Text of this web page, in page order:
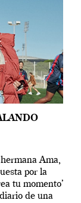
Ama,
por la
tu momento’
de una